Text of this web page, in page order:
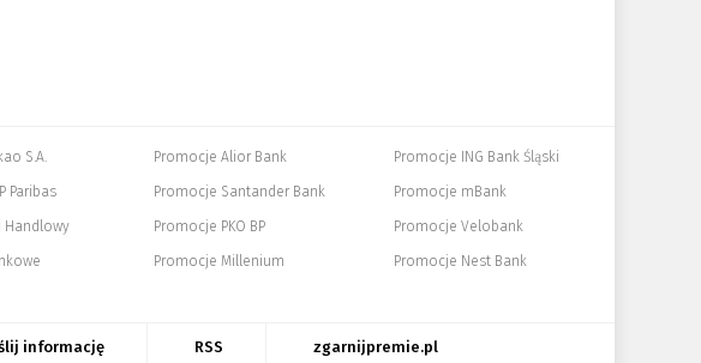
S.A.
Paribas
Handlowy
Promocje Alior Bank
Promocje Santander Bank
Promocje PKO BP
Promocje Millenium
Promocje ING Bank Śląski
Promocje mBank
Promocje Velobank
Promocje Nest Bank
informację RSS zgarnijpremie.pl